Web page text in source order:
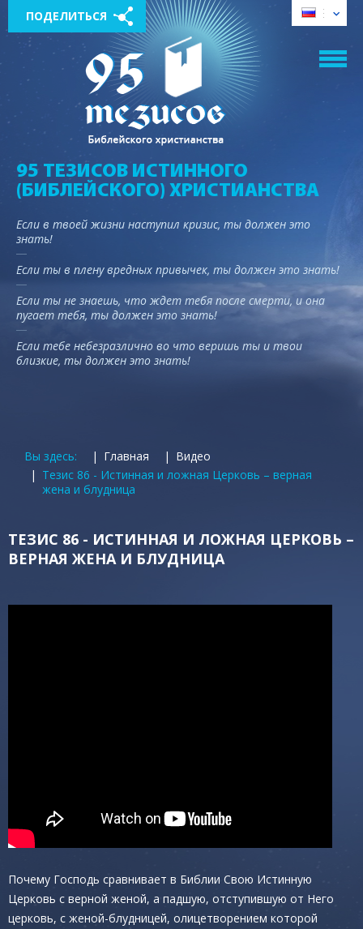
ПОДЕЛИТЬСЯ
95 ТЕЗИСОВ ИСТИННОГО
(БИБЛЕЙСКОГО) ХРИСТИАНСТВА
Если в твоей жизни наступил кризис, ты должен это
знать!
Если ты в плену вредных привычек, ты должен это знать!
Если ты не знаешь, что ждет тебя после смерти, и она
пугает тебя, ты должен это знать!
Если тебе небезразлично во что веришь ты и твои
близкие, ты должен это знать!
Вы здесь: Главная
Видео
Тезис 86 - Истинная и ложная Церковь – верная
жена и блудница
ТЕЗИС 86 - ИСТИННАЯ И ЛОЖНАЯ ЦЕРКОВЬ –
ВЕРНАЯ ЖЕНА И БЛУДНИЦА
Почему Господь сравнивает в Библии Свою Истинную
Церковь с верной женой, а падшую, отступившую от Него
церковь, с женой-блудницей, олицетворением которой